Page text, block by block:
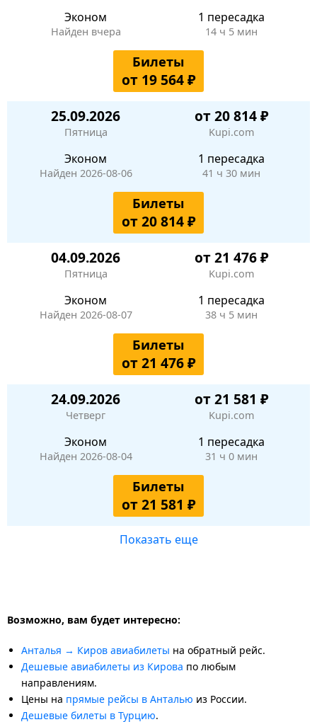
Эконом
Найден вчера
1 пересадка
14 ч 5 мин
Билеты
от 19 564 ₽
25.09.2026
Пятница
от 20 814 ₽
Kupi.com
Эконом
Найден 2026-08-06
1 пересадка
41 ч 30 мин
Билеты
от 20 814 ₽
04.09.2026
Пятница
от 21 476 ₽
Kupi.com
Эконом
Найден 2026-08-07
1 пересадка
38 ч 5 мин
Билеты
от 21 476 ₽
24.09.2026
Четверг
от 21 581 ₽
Kupi.com
Эконом
Найден 2026-08-04
1 пересадка
31 ч 0 мин
Билеты
от 21 581 ₽
Показать еще
Возможно, вам будет интересно:
Анталья → Киров авиабилеты на обратный рейс.
Дешевые авиабилеты из Кирова по любым
направлениям.
Цены на прямые рейсы в Анталью из России.
Дешевые билеты в Турцию.